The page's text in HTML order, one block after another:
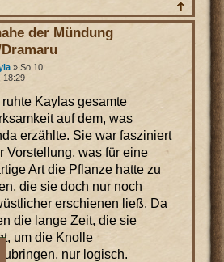
der Mündung
» So 10.
18:29
ruhte Kaylas gesamte
auf dem, was
erzählte. Sie war fasziniert
Vorstellung, was für eine
Art die Pflanze hatte zu
die sie doch nur noch
erschienen ließ. Da
die lange Zeit, die sie
um die Knolle
nur logisch.